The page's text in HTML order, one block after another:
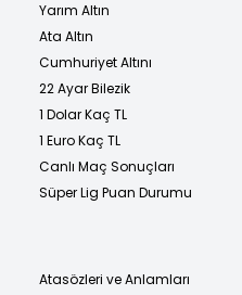
Yarım Altın
Ata Altın
Cumhuriyet Altını
22 Ayar Bilezik
1 Dolar Kaç TL
1 Euro Kaç TL
Canlı Maç Sonuçları
Süper Lig Puan Durumu
Atasözleri ve Anlamları